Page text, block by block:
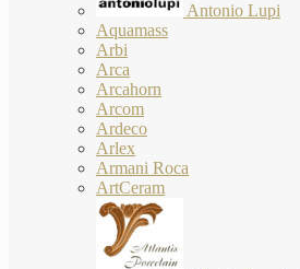
Antonio Lupi
Aquamass
Arbi
Arca
Arcahorn
Arcom
Ardeco
Arlex
Armani Roca
ArtCeram